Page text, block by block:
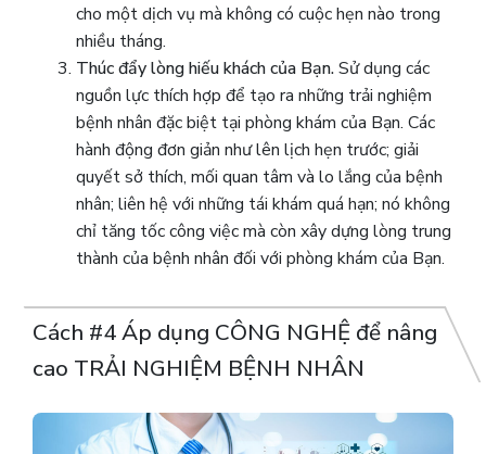
cho một dịch vụ mà không có cuộc hẹn nào trong
nhiều tháng.
Thúc đẩy lòng hiếu khách của Bạn.Sử dụng các
nguồn lực thích hợp để tạo ra những trải nghiệm
bệnh nhân đặc biệt tại phòng khám của Bạn. Các
hành động đơn giản như lên lịch hẹn trước; giải
quyết sở thích, mối quan tâm và lo lắng của bệnh
nhân; liên hệ với những tái khám quá hạn; nó không
chỉ tăng tốc công việc mà còn xây dựng lòng trung
thành của bệnh nhân đối với phòng khám của Bạn.
Cách #4 Áp dụng CÔNG NGHỆ để nâng
cao TRẢI NGHIỆM BỆNH NHÂN